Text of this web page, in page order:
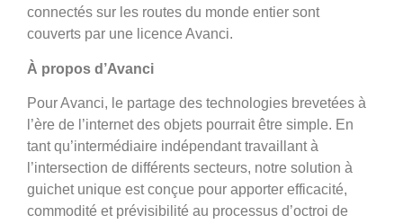
connectés sur les routes du monde entier sont
couverts par une licence Avanci.
À propos d’Avanci
Pour Avanci, le partage des technologies brevetées à
l’ère de l’internet des objets pourrait être simple. En
tant qu’intermédiaire indépendant travaillant à
l’intersection de différents secteurs, notre solution à
guichet unique est conçue pour apporter efficacité,
commodité et prévisibilité au processus d’octroi de